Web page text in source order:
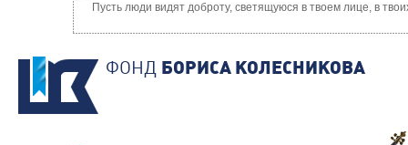
Пусть люди видят доброту, светящуюся в твоем лице, в
ФОНД БОРИСА КОЛЕСНИКОВА